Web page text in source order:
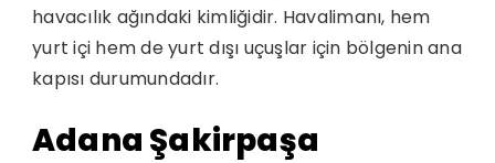
havacılık ağındaki kimliğidir. Havalimanı, hem
yurt içi hem de yurt dışı uçuşlar için bölgenin ana
kapısı durumundadır.
Adana Şakirpaşa